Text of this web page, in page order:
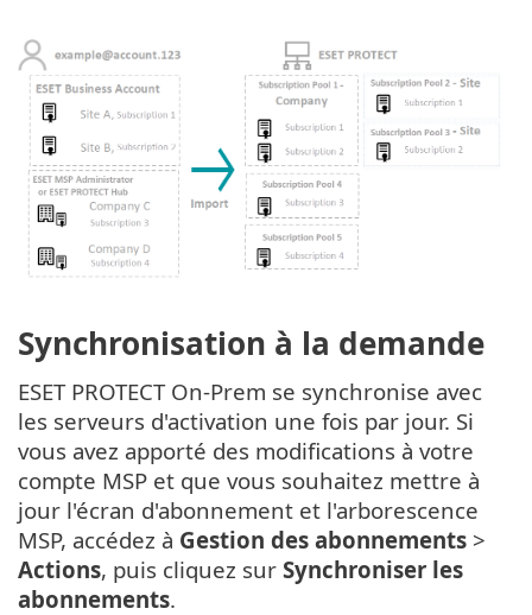
Synchronisation à la demande
ESET PROTECT On-Prem se synchronise avec
les serveurs d'activation une fois par jour. Si
vous avez apporté des modifications à votre
compte MSP et que vous souhaitez mettre à
jour l'écran d'abonnement et l'arborescence
MSP, accédez à Gestion des abonnements >
Actions, puis cliquez sur Synchroniser les
abonnements.